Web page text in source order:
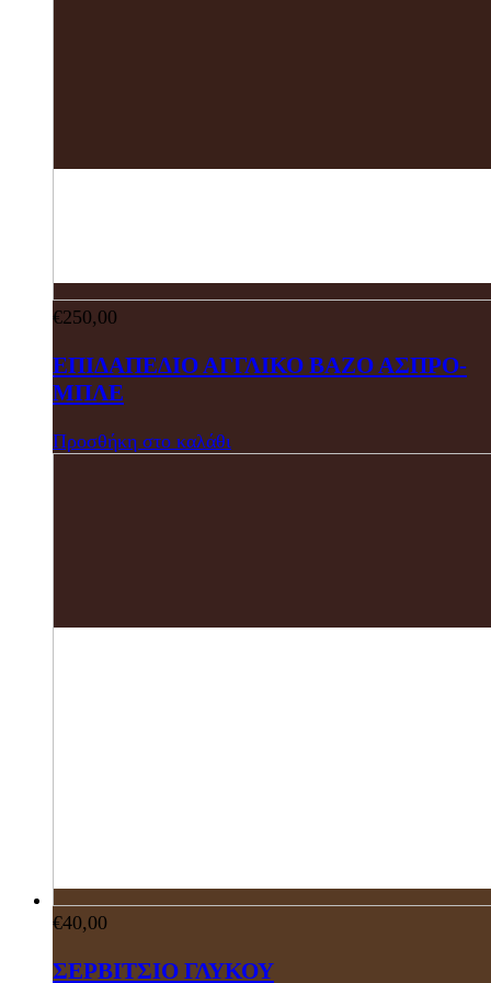
€250,00
ΕΠΙΔΑΠΕΔΙΟ ΑΓΓΛΙΚΟ ΒΑΖΟ ΑΣΠΡΟ-
ΜΠΛΕ
Προσθήκη στο καλάθι
€40,00
ΣΕΡΒΙΤΣΙΟ ΓΛΥΚΟΥ